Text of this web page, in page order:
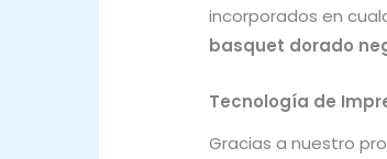
incorporados en
basquet dorado
Tecnología de
Gracias a nuestro